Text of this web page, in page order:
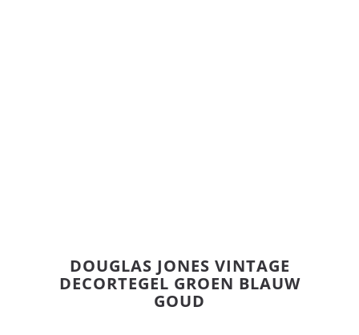
DOUGLAS JONES VINTAGE
DECORTEGEL GROEN BLAUW
GOUD